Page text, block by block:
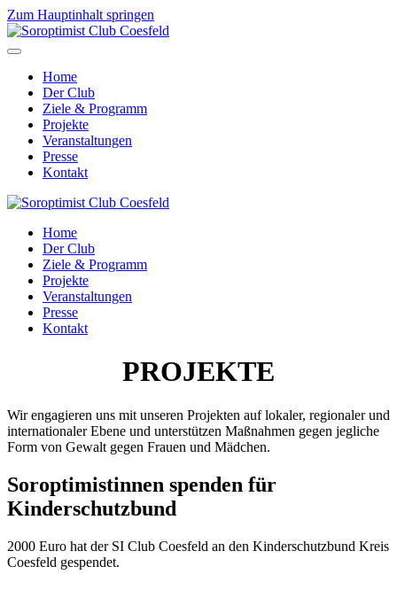
Zum Hauptinhalt springen
Home
Der Club
Ziele & Programm
Projekte
Veranstaltungen
Presse
Kontakt
Home
Der Club
Ziele & Programm
Projekte
Veranstaltungen
Presse
Kontakt
PROJEKTE
Wir engagieren uns mit unseren Projekten auf lokaler, regionaler und
internationaler Ebene und unterstützen Maßnahmen gegen jegliche
Form von Gewalt gegen Frauen und Mädchen.
Soroptimistinnen spenden für
Kinderschutzbund
2000 Euro hat der SI Club Coesfeld an den Kinderschutzbund Kreis
Coesfeld gespendet.